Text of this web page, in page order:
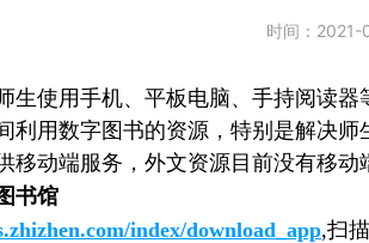
时间：
生使用手机、平板电脑、手持阅读
利用数字图书的资源，特别是解决
移动端服务，外文资源目前没有移动
书馆
index/download_app,扫